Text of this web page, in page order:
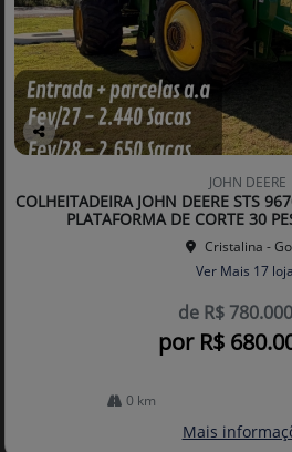
Co
arti
lhe
JOHN DEERE
COLHEITADEIRA JOHN DEERE STS
PLATAFORMA DE CORTE 30
Cristalina -
Ver Mais 17
de R$
por R$
0 km
Mais